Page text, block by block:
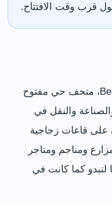
قرب وقت الافتتاح.
بيمش ميوزيوم، أو Beamish Museum، متحف حي مفتوح
والنقل في
على قاعات زجاجية
ومناجم ومتاجر
لتبدو كما كانت في